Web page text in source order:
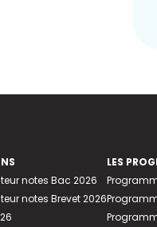
notes Bac 2026
notes Brevet 2026
LES